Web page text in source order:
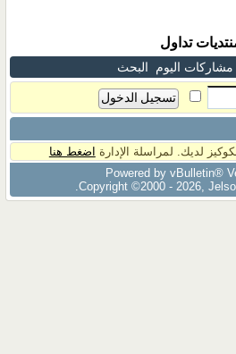
تداول
مشاركات اليوم البحث
لديك. لمراسلة الإدارة اضغط هنا
Powered by vBulletin®
Copyright ©2000 - 2026,